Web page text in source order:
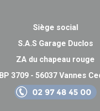
Siège social
S.A.S Garage Duclos
ZA du chapeau rouge
BP 3709 - 56037 Vannes